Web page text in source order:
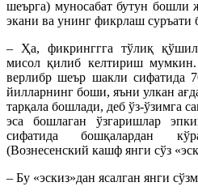
шеърга) муносабат бутун бошли
экани ва унинг фикрлаш
– Ҳа, фикринггга тўлиқ
мисол қилиб келтириш
верлибр шеър шакли сифатида
йилларнинг боши, яъни улкан
тарқала бошлади, деб ўз-ўзимга
эса бошлаган ўзгаришлар
сифатида бошқалардан
(Вознесенский кашф янги сўз
– Бу «эскиз»дан ясалган янги